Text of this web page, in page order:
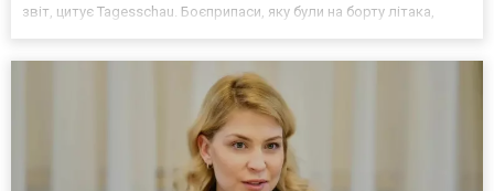
звіт, цитує Tagesschau. Боєприпаси, яку були на борту літака,